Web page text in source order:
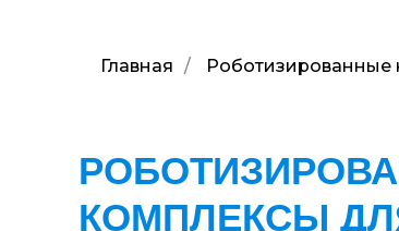
Главная / Роботизированные
КОМПЛЕКСЫ